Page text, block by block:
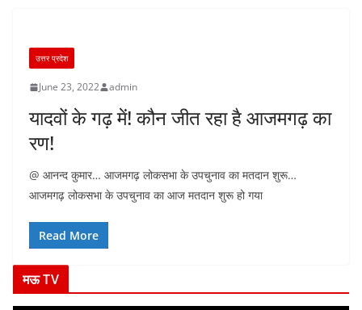
उत्तर प्रदेश
June 23, 2022 admin
यादवों के गढ़ में! कौन जीत रहा है आजमगढ़ का
रण!
@ आनन्द कुमार… आजमगढ़ लोकसभा के उपचुनाव का मतदान शुरू…
आजमगढ़ लोकसभा के उपचुनाव का आज मतदान शुरू हो गया
Read More
मऊ TV